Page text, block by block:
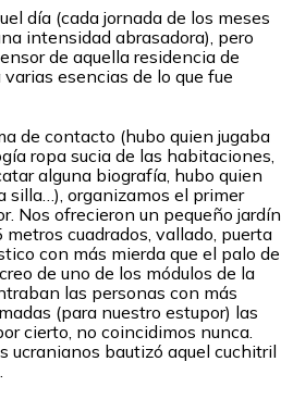
día (cada jornada de los meses
intensidad abrasadora), pero
de aquella residencia de
esencias de lo que fue
de contacto (hubo quien jugaba
ropa sucia de las habitaciones,
alguna biografía, hubo quien
silla…), organizamos el primer
Nos ofrecieron un pequeño jardín
cuadrados, vallado, puerta
con más mierda que el palo de
de uno de los módulos de la
las personas con más
(para nuestro estupor) las
cierto, no coincidimos nunca.
ucranianos bautizó aquel cuchitril